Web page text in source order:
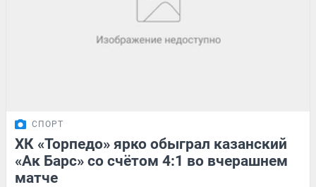
СПОРТ
ХК «Торпедо» ярко обыграл казанский
«Ак Барс» со счётом 4:1 во вчерашнем
матче